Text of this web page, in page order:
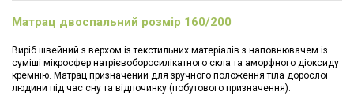
Матрац двоспальний розмір 160/200
Виріб швейний з верхом із текстильних матеріалів з наповнювачем із
суміші мікросфер натрієвоборосилікатного скла та аморфного діоксиду
кремнію. Матрац призначений для зручного положення тіла дорослої
людини під час сну та відпочинку (побутового призначення).